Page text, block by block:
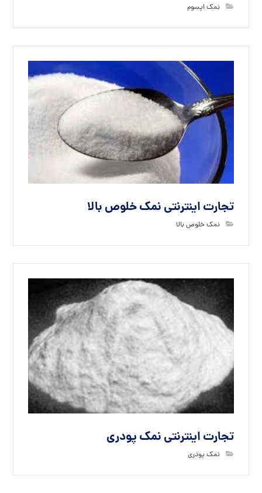
نمک اپسوم
تجارت اینترنتی نمک خلوص بالا
نمک خلوص بالا
تجارت اینترنتی نمک پودری
نمک پودری